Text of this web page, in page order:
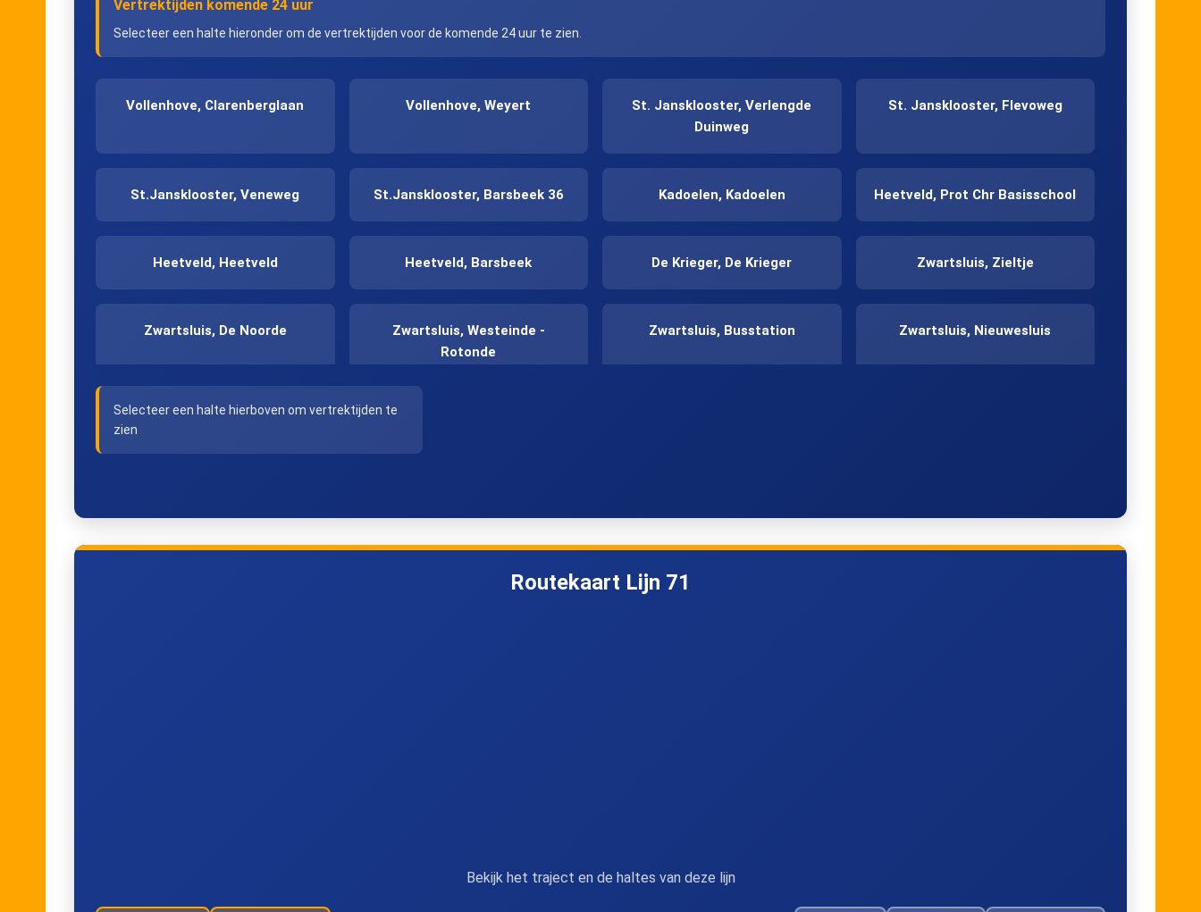
Vertrektijden komende 24 uur
Selecteer een halte hieronder om de vertrektijden voor de komende 24 uur te zien.
Vollenhove, Clarenberglaan Vollenhove, Weyert
St. Jansklooster, Verlengde
Duinweg
St. Jansklooster, Flevoweg
St.Jansklooster, Veneweg St.Jansklooster, Barsbeek 36 Kadoelen, Kadoelen Heetveld, Prot Chr Basisschool
Heetveld, Heetveld Heetveld, Barsbeek De Krieger, De Krieger Zwartsluis, Zieltje
Zwartsluis, De Noorde
Zwartsluis, Westeinde -
Rotonde
Zwartsluis, Busstation Zwartsluis, Nieuwesluis
Zwartsluis, Kranerweerd
Zwolle, Hasselterweg Zwolle, Blaloweg Zwolle, Rieteweg Zwolle, Katerdijk
Leemringweg/Sloefweg
Selecteer een halte hierboven om vertrektijden te
zien
Routekaart Lijn 71
Bekijk het traject en de haltes van deze lijn